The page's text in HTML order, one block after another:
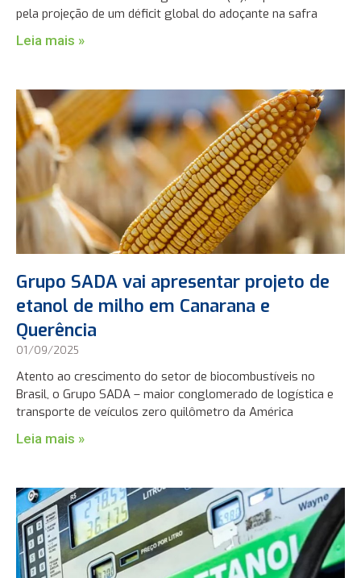
pela projeção de um déficit global do adoçante na safra
Leia mais »
Grupo SADA vai apresentar projeto de
etanol de milho em Canarana e
Querência
01/09/2025
Atento ao crescimento do setor de biocombustíveis no
Brasil, o Grupo SADA – maior conglomerado de logística e
transporte de veículos zero quilômetro da América
Leia mais »